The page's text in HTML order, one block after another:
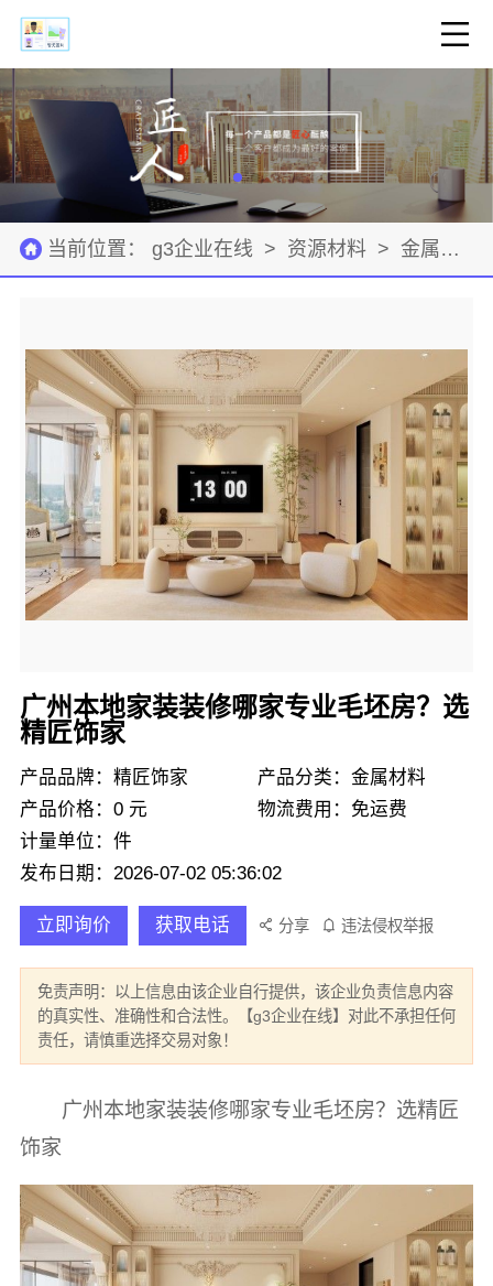
当前位置： g3企业在线 > 资源材料 > 金属材料
广州本地家装装修哪家专业毛坯房？选
精匠饰家
产品品牌：精匠饰家
产品分类：金属材料
产品价格：0 元
物流费用：免运费
计量单位：件
发布日期：2026-07-02 05:36:02
立即询价 获取电话 分享 违法侵权举报
免责声明：以上信息由该企业自行提供，该企业负责信息内容
的真实性、准确性和合法性。【g3企业在线】对此不承担任何
责任，请慎重选择交易对象！
广州本地家装装修哪家专业毛坯房？选精匠
饰家